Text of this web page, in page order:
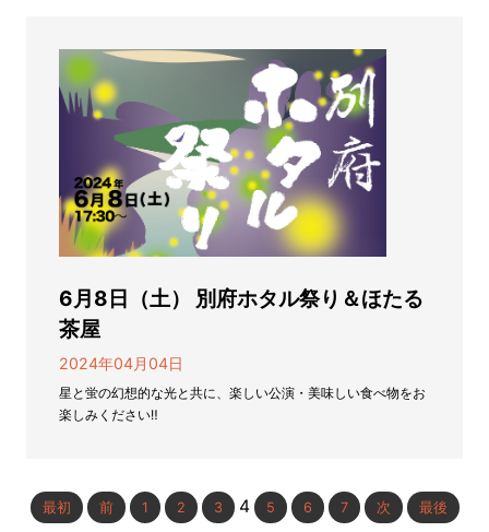
6月8日（土） 別府ホタル祭り＆ほたる
茶屋
2024年04月04日
星と蛍の幻想的な光と共に、楽しい公演・美味しい食べ物をお
楽しみください‼
最初 前 1 2 3 4 5 6 7 次 最後